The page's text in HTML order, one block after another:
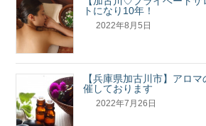
トになり10年！
2022年8月5日
【兵庫県加古川市】アロ
催しております
2022年7月26日